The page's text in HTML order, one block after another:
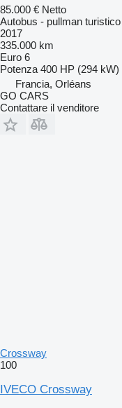
85.000 € Netto
Autobus - pullman turistico
2017
335.000 km
Euro 6
Potenza 400 HP (294 kW)
Francia, Orléans
GO CARS
Contattare il venditore
Crossway
100
IVECO Crossway